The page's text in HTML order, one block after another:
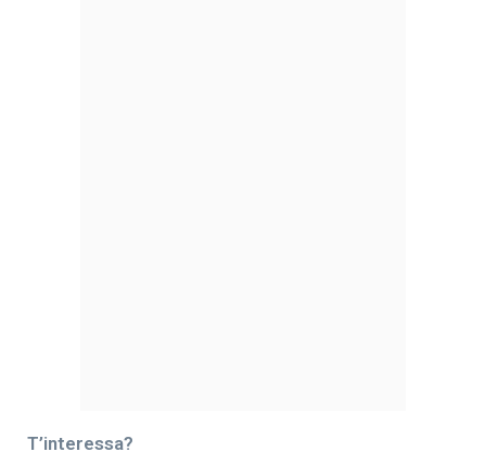
T’interessa?